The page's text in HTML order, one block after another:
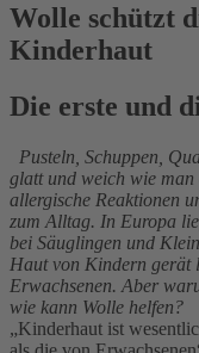
Wolle schützt
Kinderhaut
Die erste und
Pusteln, Schuppen,
glatt und weich wie man
allergische Reaktionen
zum Alltag. In Europa
bei Säuglingen und
Haut von Kindern gerät
Erwachsenen. Aber
wie kann Wolle helfen?
„Kinderhaut ist